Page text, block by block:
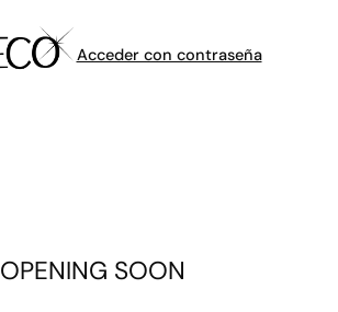
Acceder con contraseña
OPENING SOON